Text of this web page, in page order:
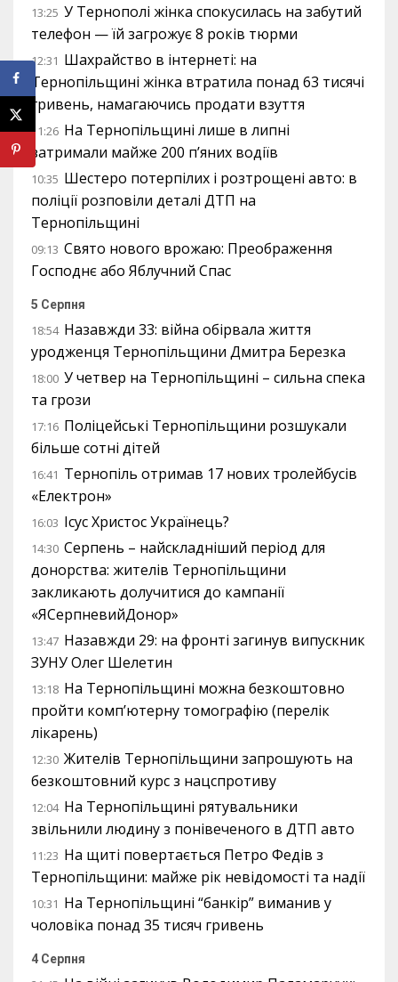
13:25 У Тернополі жінка спокусилась на забутий
телефон — їй загрожує 8 років тюрми
12:31 Шахрайство в інтернеті: на
Тернопільщині жінка втратила понад 63 тисячі
гривень, намагаючись продати взуття
11:26 На Тернопільщині лише в липні
затримали майже 200 п’яних водіїв
10:35 Шестеро потерпілих і розтрощені авто: в
поліції розповіли деталі ДТП на
Тернопільщині
09:13 Свято нового врожаю: Преображення
Господнє або Яблучний Спас
5 Серпня
18:54 Назавжди 33: війна обірвала життя
уродженця Тернопільщини Дмитра Березка
18:00 У четвер на Тернопільщині – сильна спека
та грози
17:16 Поліцейські Тернопільщини розшукали
більше сотні дітей
16:41 Тернопіль отримав 17 нових тролейбусів
«Електрон»
16:03 Ісус Христос Українець?
14:30 Серпень – найскладніший період для
донорства: жителів Тернопільщини
закликають долучитися до кампанії
«ЯСерпневийДонор»
13:47 Назавжди 29: на фронті загинув випускник
ЗУНУ Олег Шелетин
13:18 На Тернопільщині можна безкоштовно
пройти комп’ютерну томографію (перелік
лікарень)
12:30 Жителів Тернопільщини запрошують на
безкоштовний курс з нацспротиву
12:04 На Тернопільщині рятувальники
звільнили людину з понівеченого в ДТП авто
11:23 На щиті повертається Петро Федів з
Тернопільщини: майже рік невідомості та надії
10:31 На Тернопільщині “банкір” виманив у
чоловіка понад 35 тисяч гривень
4 Серпня